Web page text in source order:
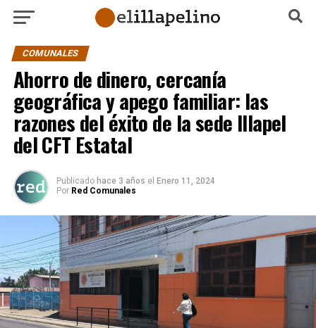
COMUNALES
Ahorro de dinero, cercanía
geográfica y apego familiar: las
razones del éxito de la sede Illapel
del CFT Estatal
Publicado hace 3 años el Enero 11, 2024
Por Red Comunales